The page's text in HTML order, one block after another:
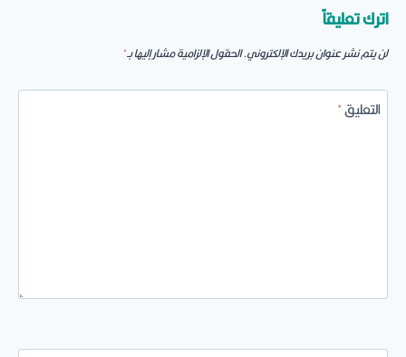
اترك تعليقاً
لن يتم نشر عنوان بريدك الإلكتروني.الحقول الإلزامية مشار إليها بـ*
التعليق*